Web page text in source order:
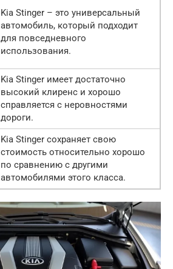
Kia Stinger – это универсальный
автомобиль, который подходит
для повседневного
использования.
Kia Stinger имеет достаточно
высокий клиренс и хорошо
справляется с неровностями
дороги.
Kia Stinger сохраняет свою
стоимость относительно хорошо
по сравнению с другими
автомобилями этого класса.